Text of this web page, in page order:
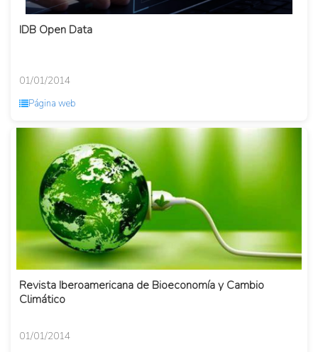
IDB Open Data
01/01/2014
Página web
Revista Iberoamericana de Bioeconomía y Cambio
Climático
01/01/2014